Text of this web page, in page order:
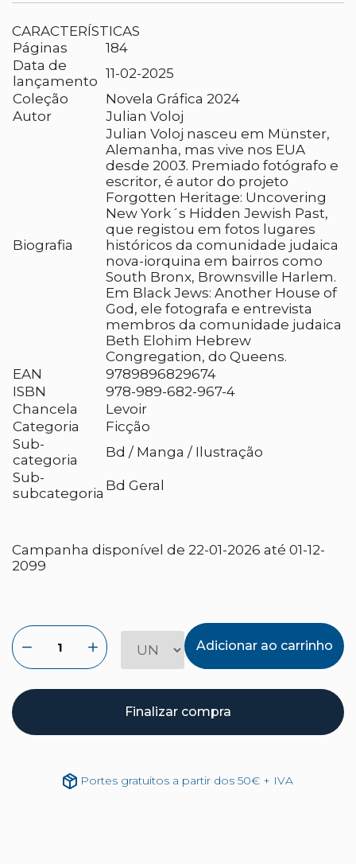
CARACTERÍSTICAS
Páginas
184
Data de
lançamento 11-02-2025
Coleção
Novela Gráfica 2024
Autor
Julian Voloj
Biografia
Julian Voloj nasceu em Münster,
Alemanha, mas vive nos EUA
desde 2003. Premiado fotógrafo e
escritor, é autor do projeto
Forgotten Heritage: Uncovering
New York´s Hidden Jewish Past,
que registou em fotos lugares
históricos da comunidade judaica
nova-iorquina em bairros como
South Bronx, Brownsville Harlem.
Em Black Jews: Another House of
God, ele fotografa e entrevista
membros da comunidade judaica
Beth Elohim Hebrew
Congregation, do Queens.
EAN
9789896829674
ISBN
978-989-682-967-4
Chancela
Levoir
Categoria
Ficção
Sub-
categoria
Bd / Manga / Ilustração
Sub-
subcategoria Bd Geral
Campanha disponível de 22-01-2026 até 01-12-
2099
Adicionar ao carrinho
Finalizar compra
Portes gratuitos a partir dos 50€ + IVA